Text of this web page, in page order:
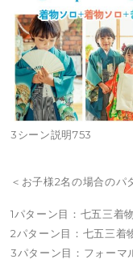
3シーン説明753
＜お子様2名の場合のパ
1パターン目：七五三着
2パターン目：七五三着
3パターン目：フォーマ